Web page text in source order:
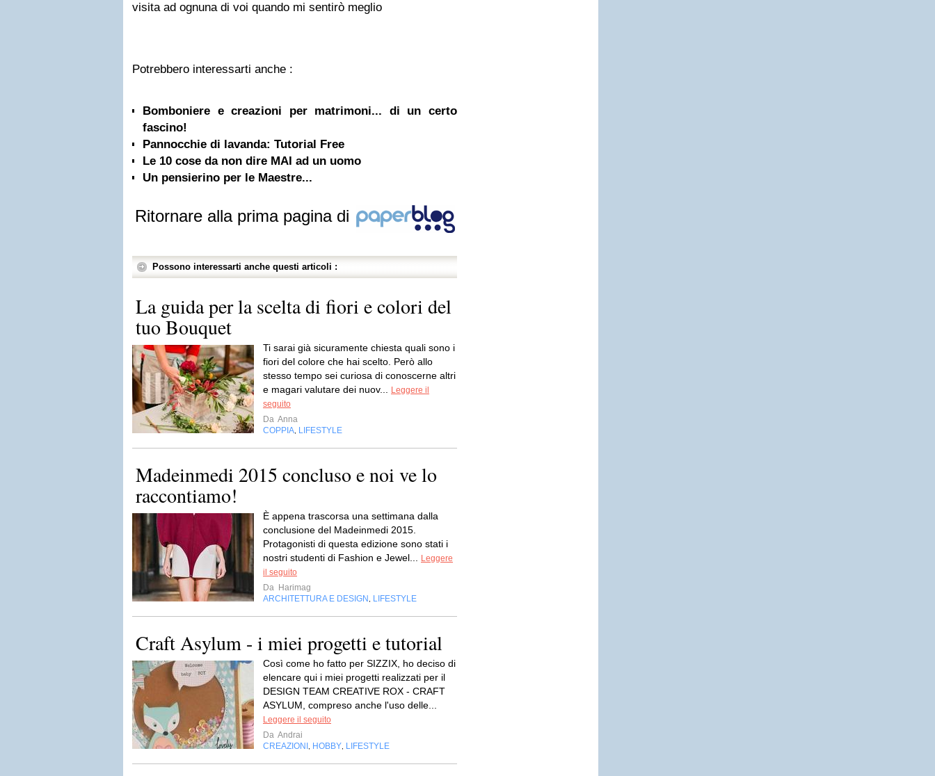
visita ad ognuna di voi quando mi sentirò meglio
Potrebbero interessarti anche :
Bomboniere e creazioni per matrimoni... di un certo
fascino!
Pannocchie di lavanda: Tutorial Free
Le 10 cose da non dire MAI ad un uomo
Un pensierino per le Maestre...
Ritornare alla prima pagina di
Possono interessarti anche questi articoli :
La guida per la scelta di fiori e colori del
tuo Bouquet
Ti sarai già sicuramente chiesta quali sono i
fiori del colore che hai scelto. Però allo
stesso tempo sei curiosa di conoscerne altri
e magari valutare dei nuov...
Leggere il
seguito
Da Anna
COPPIA LIFESTYLE
Madeinmedi 2015 concluso e noi ve lo
raccontiamo!
È appena trascorsa una settimana dalla
conclusione del Madeinmedi 2015.
Protagonisti di questa edizione sono stati i
nostri studenti di Fashion e Jewel...
Leggere
il seguito
Da Harimag
ARCHITETTURA E DESIGN
LIFESTYLE
Craft Asylum - i miei progetti e tutorial
Così come ho fatto per SIZZIX, ho deciso di
elencare qui i miei progetti realizzati per il
DESIGN TEAM CREATIVE ROX - CRAFT
ASYLUM, compreso anche l'uso delle...
Leggere il seguito
Da Andrai
CREAZIONI
HOBBY LIFESTYLE